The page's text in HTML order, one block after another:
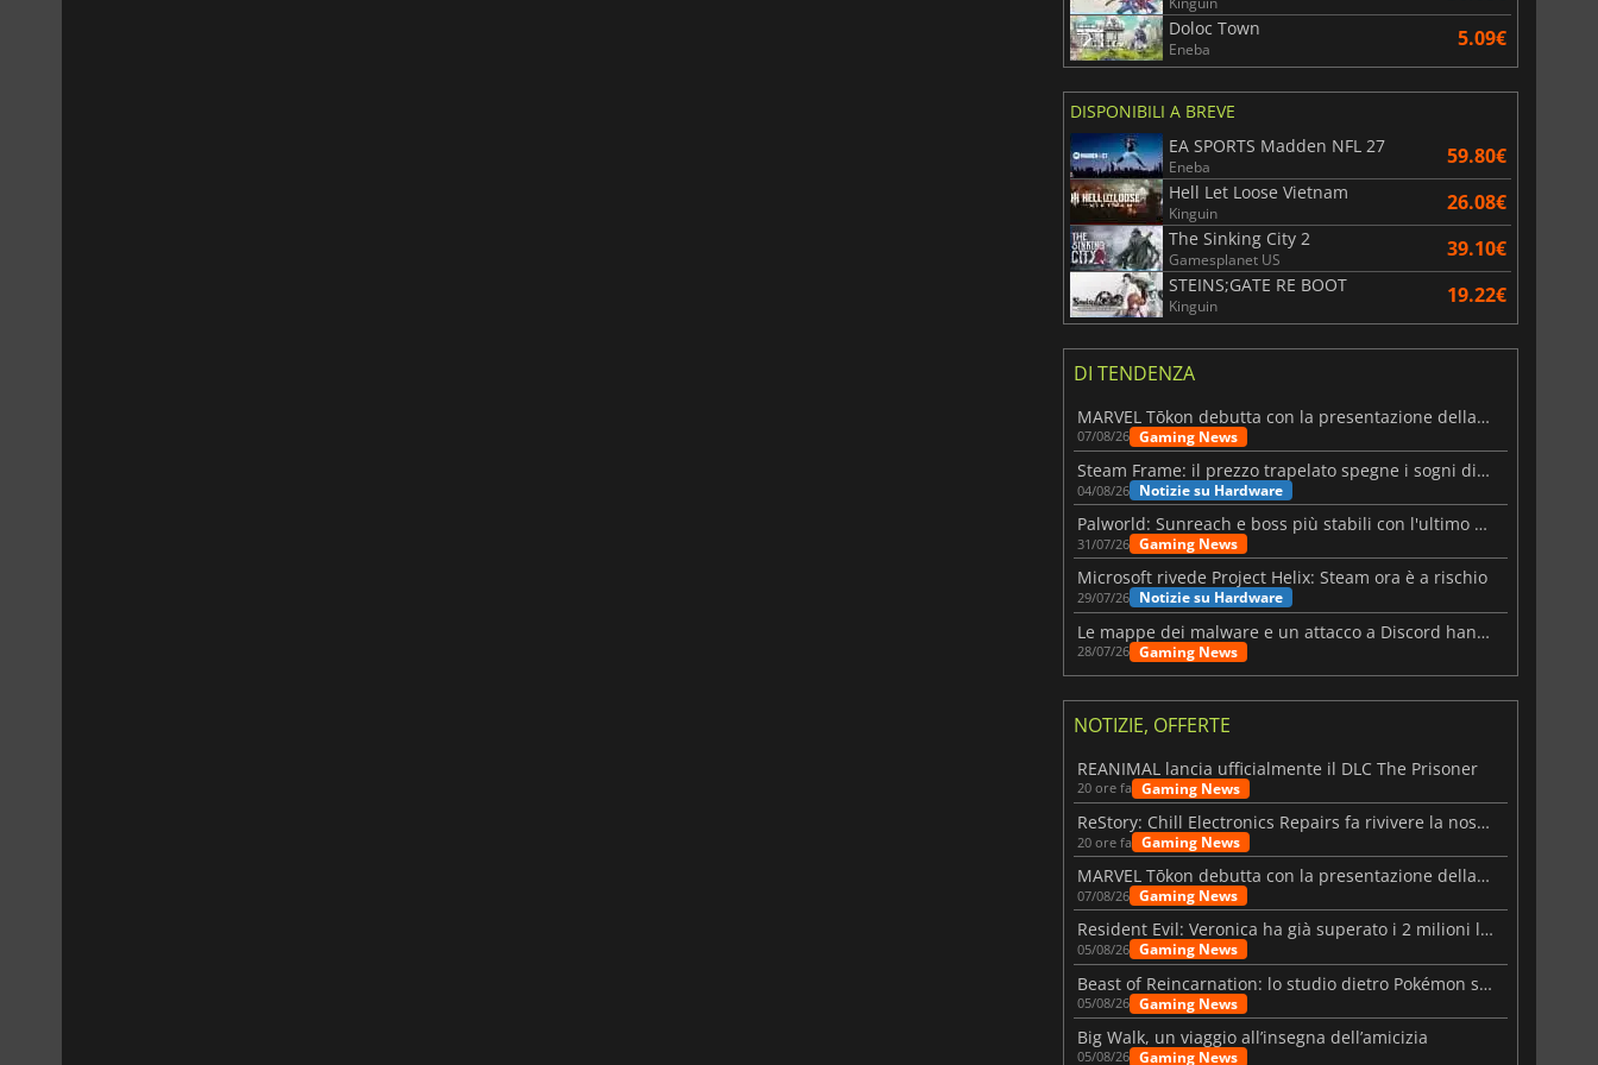
Doloc Town
Eneba 5.09€
DISPONIBILI A BREVE
EA SPORTS Madden NFL 27
Eneba 59.80€
Hell Let Loose Vietnam
Kinguin 26.08€
The Sinking City 2
Gamesplanet US 39.10€
STEINS;GATE RE BOOT
Kinguin 19.22€
DI TENDENZA
MARVEL Tōkon debutta con la presentazione della roadmap per il primo anno
07/08/26 Gaming News
Steam Frame: il prezzo trapelato spegne i sogni di un VR economico
04/08/26 Notizie su Hardware
Palworld: Sunreach e boss più stabili con l'ultimo update
31/07/26 Gaming News
Microsoft rivede Project Helix: Steam ora è a rischio
29/07/26 Notizie su Hardware
Le mappe dei malware e un attacco a Discord hanno colpito Meccha Chameleon
28/07/26 Gaming News
NOTIZIE, OFFERTE
REANIMAL lancia ufficialmente il DLC The Prisoner
20 ore fa Gaming News
ReStory: Chill Electronics Repairs fa rivivere la nostalgia degli anni 2000
20 ore fa Gaming News
MARVEL Tōkon debutta con la presentazione della roadmap per il primo anno
07/08/26 Gaming News
Resident Evil: Veronica ha già superato i 2 milioni liste dei desideri
05/08/26 Gaming News
Beast of Reincarnation: lo studio dietro Pokémon su una nuova strada
05/08/26 Gaming News
Big Walk, un viaggio all’insegna dell’amicizia
05/08/26 Gaming News